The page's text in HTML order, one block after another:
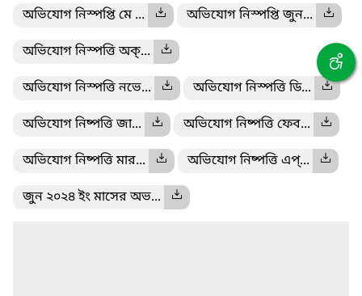
অভিযোগ নিস্পপ্তি মে ... অভিযোগ নিস্পপ্তি জুন...
অভিযোগ নিস্পত্তি অক্...
অভিযোগ নিস্পত্তি নভে... অভিযোগ নিস্পত্তি ডি...
অভিযোগ নিষ্পত্তি জা... অভিযোগ নিষ্পত্তি ফেব...
অভিযোগ নিষ্পত্তি মার... অভিযোগ নিষ্পত্তি এপ্...
জুন ২০২৪ ইং মাসের অভ...